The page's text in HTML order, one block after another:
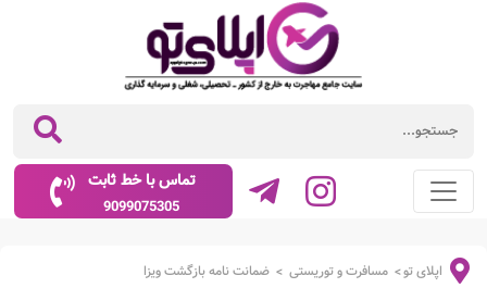
تماس با خط ثابت
9099075305
اپلای تو> مسافرت و توریستی > ضمانت نامه بازگشت ویزا